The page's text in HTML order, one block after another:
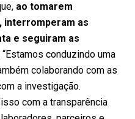
ao tomarem
interromperam as
e seguiram as
conduzindo uma
colaborando com as
a investigação.
com a transparência